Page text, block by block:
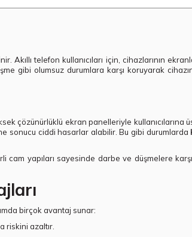
telefon kullanıcıları için, cihazlarının
gibi olumsuz durumlara karşı koruyarak
çözünürlüklü ekran panelleriyle kullanıcılarına
sonucu ciddi hasarlar alabilir. Bu gibi durumlarda
cam yapıları sayesinde darbe ve düşmelere
birçok avantaj sunar:
riskini azaltır.